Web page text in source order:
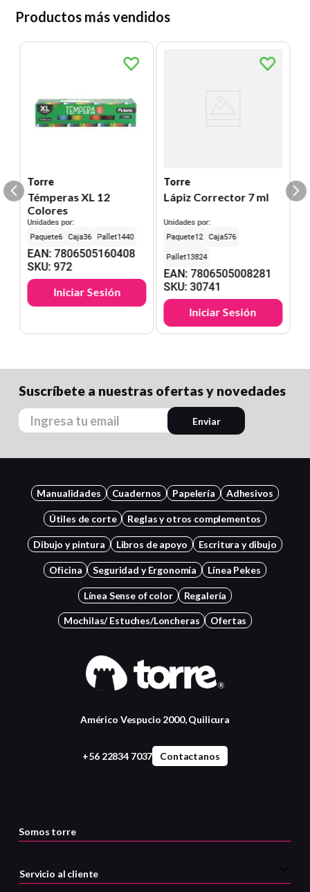
Productos más vendidos
Torre
Témperas XL 12
Colores
Unidades por:
6
36 1440
EAN:7806505160408
SKU:972
Iniciar Sesión
Torre
Lápiz Corrector 7 ml
Unidades por:
12
576
13824
EAN:7806505008281
SKU:30741
Iniciar Sesión
Suscríbete a nuestras ofertas y novedades
Enviar
Manualidades Cuadernos Papelería Adhesivos
Útiles de corte Reglas y otros complementos
Dibujo y pintura Libros de apoyo Escritura y dibujo
Oficina Seguridad y Ergonomía Línea Pekes
Línea Sense of color Regalería
Mochilas/ Estuches/Loncheras Ofertas
Américo Vespucio 2000, Quilicura
+56 22834 7037 Contactanos
Somos torre
Servicio al cliente